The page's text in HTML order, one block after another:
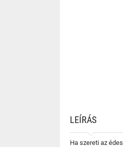
LEÍRÁS
Ha szereti az